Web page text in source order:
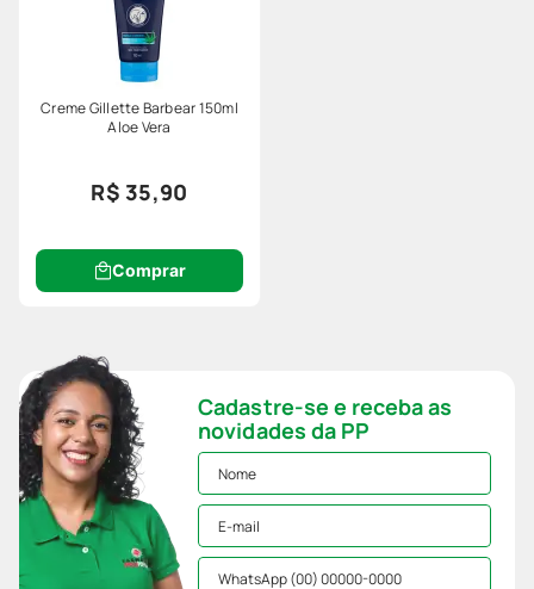
Creme Gillette Barbear 150ml
Aloe Vera
R$ 35,90
Comprar
Cadastre-se e receba as
novidades da PP